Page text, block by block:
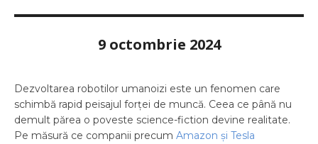
9 octombrie 2024
Dezvoltarea robotilor umanoizi este un fenomen care
schimbă rapid peisajul forței de muncă. Ceea ce până nu
demult părea o poveste science-fiction devine realitate.
Pe măsură ce companii precum Amazon și Tesla